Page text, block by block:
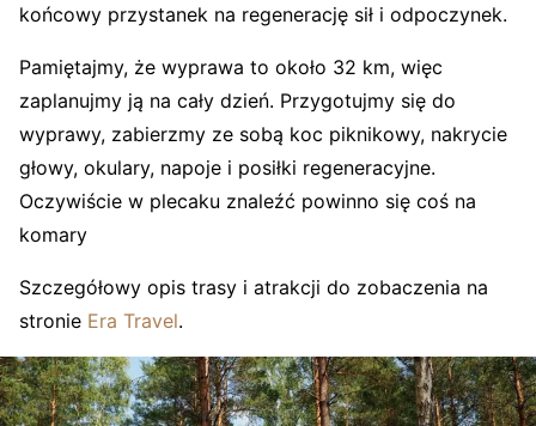
końcowy przystanek na regenerację sił i odpoczynek.
Pamiętajmy, że wyprawa to około 3️2 km, więc
zaplanujmy ją na cały dzień. Przygotujmy się do
wyprawy, zabierzmy ze sobą koc piknikowy, nakrycie
głowy, okulary, napoje i posiłki regeneracyjne.
Oczywiście w plecaku znaleźć powinno się coś na
komary
Szczegółowy opis trasy i atrakcji do zobaczenia na
stronie Era Travel.